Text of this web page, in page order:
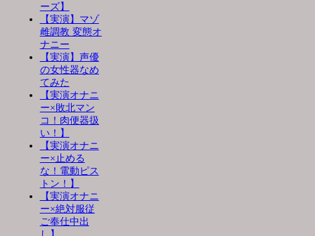
ーズ】
【実演】マゾ
雌調教 変態オ
ナニー
【実演】声優
の女性器なめ
てみた
【実演オナニ
ー×敗北マン
コ！肉便器扱
い！】
【実演オナニ
ー×止める
な！電動ピス
トン！】
【実演オナニ
ー×絶対服従
ご奉仕中出